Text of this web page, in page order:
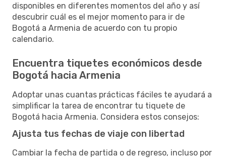
disponibles en diferentes momentos del año y así
descubrir cuál es el mejor momento para ir de
Bogotá a Armenia de acuerdo con tu propio
calendario.
Encuentra tiquetes económicos desde
Bogotá hacia Armenia
Adoptar unas cuantas prácticas fáciles te ayudará a
simplificar la tarea de encontrar tu tiquete de
Bogotá hacia Armenia. Considera estos consejos:
Ajusta tus fechas de viaje con libertad
Cambiar la fecha de partida o de regreso, incluso por